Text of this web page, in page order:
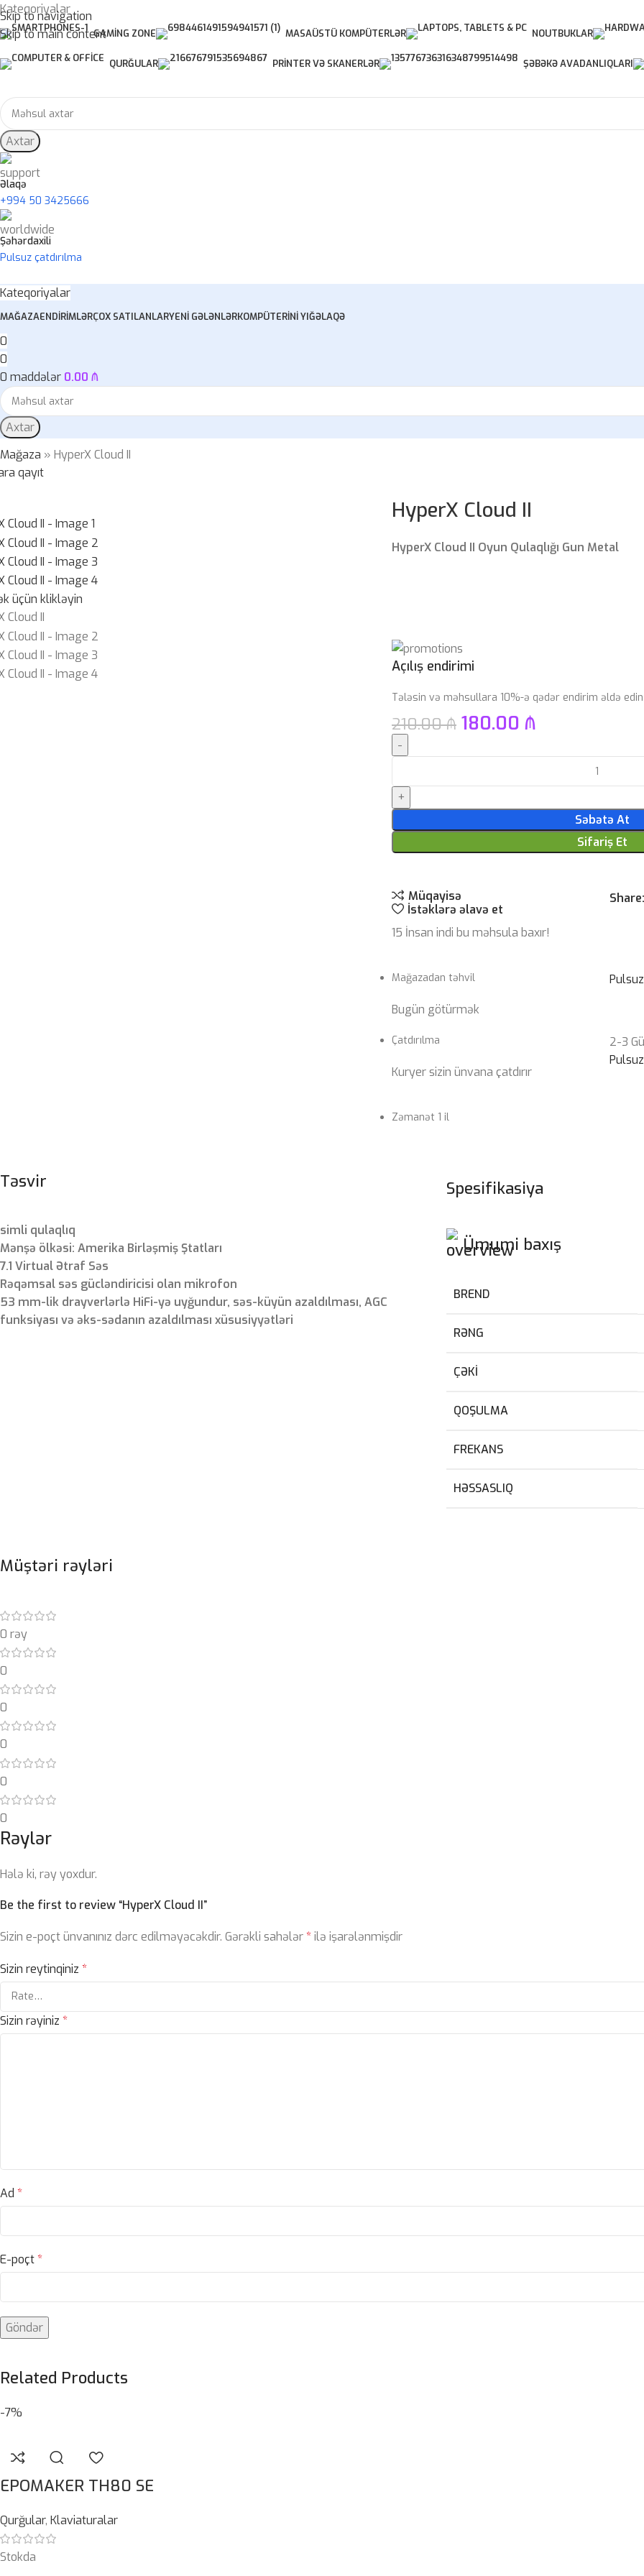
Skip to navigation
Skip to main content
Kateqoriyalar
GAMING ZONE MASAÜSTÜ KOMPÜTERLƏR NOUTBUKLAR
QURĞULAR PRINTER VƏ SKANERLƏR ŞƏBƏKƏ AVADANLIQLARI
Axtar
Əlaqə
+994 50 3425666
Şəhərdaxili
Pulsuz çatdırılma
Kateqoriyalar
MAĞAZAENDIRIMLƏRÇOX SATILANLARYENI GƏLƏNLƏRKOMPÜTERINI YIĞƏLAQƏ
0
0
0 maddələr 0.00 ₼
Axtar
Mağaza »HyperX Cloud II
qayıt
üçün klikləyin
HyperX Cloud II
HyperX Cloud II Oyun Qulaqlığı Gun Metal
Açılış endirimi
Tələsin və məhsullara 10%-ə qədər endirim əldə edin
210.00₼ 180.00₼
Səbətə At
Sifariş Et
Müqayisə
İstəklərə əlavə et
15 İnsan indi bu məhsula baxır!
Mağazadan təhvil
Bugün götürmək
Pulsuz
Çatdırılma
Kuryer sizin ünvana çatdırır
2-3
Pulsuz
Zəmanət 1 il
Təsvir
simli qulaqlıq
Mənşə ölkəsi: Amerika Birləşmiş Ştatları
7.1 Virtual Ətraf Səs
Rəqəmsal səs gücləndiricisi olan mikrofon
53 mm-lik drayverlərlə HiFi-yə uyğundur, səs-küyün azaldılması, AGC
funksiyası və əks-sədanın azaldılması xüsusiyyətləri
Spesifikasiya
Ümumi baxış
BREND
RƏNG
ÇƏKI
QOŞULMA
FREKANS
HƏSSASLIQ
Müştəri rəyləri
0 rəy
0
0
0
0
0
Rəylər
Hələ ki, rəy yoxdur.
Be the first to review “HyperX Cloud II”
Sizin e-poçt ünvanınız dərc edilməyəcəkdir. Gərəkli sahələr*ilə işarələnmişdir
Sizin reytinqiniz *
Sizin rəyiniz *
Ad *
E-poçt*
Related Products
-7%
EPOMAKER TH80 SE
Qurğular, Klaviaturalar
Stokda